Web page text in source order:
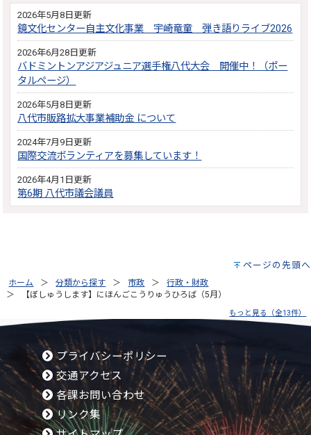
2026年5月8日更新
鏡文化センター自主文化事業 宇崎竜童 弾き語りライブ2026
2026年6月28日更新
バドミントンアジアジュニア選手権八代大会 開催中！（ポー
タルページ）
2026年5月8日更新
八代市販路拡大事業補助金 について
2024年7月9日更新
国際交流ボランティアを募集しています！
2026年4月1日更新
第6期 八代市議会議員
ページの先頭へ
ホーム 分類から探す 市政
行政・財政
【ぼしゅうします】にほんごこうりゅうひろば（5月）
もっと見る（全13件）
プライバシーポリシー
交通アクセス
各課お問い合わせ
リンク集